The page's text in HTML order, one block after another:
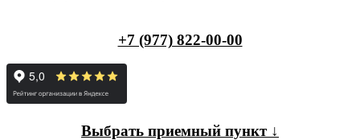
+7 (977) 822-00-00
Выбрать приемный пункт ↓